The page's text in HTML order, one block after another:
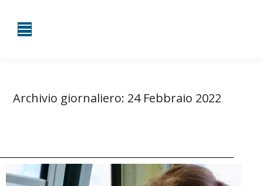
Archivio giornaliero: 24 Febbraio 2022